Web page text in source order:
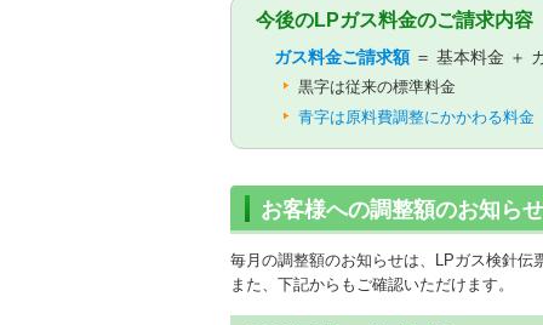
今後のLPガス料金のご請求内容
ガス料金ご請求額＝ 基本料金 ＋
黒字は従来の標準料金
青字は原料費調整にかかわる料金
お客様への調整額のお知らせ
毎月の調整額のお知らせは、LPガス検針
また、下記からもご確認いただけます。